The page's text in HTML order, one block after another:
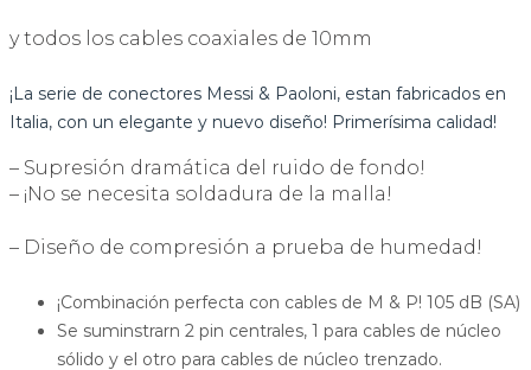
y todos los cables coaxiales de 10mm
¡La serie de conectores Messi & Paoloni, estan fabricados en
Italia, con un elegante y nuevo diseño! Primerísima calidad!
– Supresión dramática del ruido de fondo!
– ¡No se necesita soldadura de la malla!
– Diseño de compresión a prueba de humedad!
¡Combinación perfecta con cables de M & P! 105 dB (SA)
Se suminstrarn 2 pin centrales, 1 para cables de núcleo
sólido y el otro para cables de núcleo trenzado.